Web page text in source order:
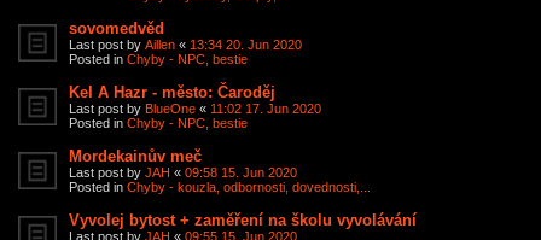
sovomedvěd
Last post by Aillen « 13:34 20. Jun 2020
Posted in Chyby - NPC, bestie
Kel A Hazr - město: Čaroděj
Last post by BlueOne « 11:02 17. Jun 2020
Posted in Chyby - NPC, bestie
Mordekainův meč
Last post by JAH « 09:58 15. Jun 2020
Posted in Chyby - kouzla, odbornosti, dovednosti,...
Vyvolej bytost + zaměření na školu vyvolávání
Last post by JAH « 09:55 15. Jun 2020